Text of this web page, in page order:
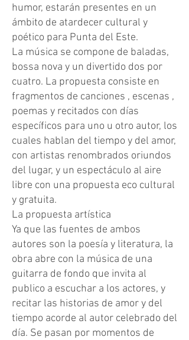
humor, estarán presentes en un
ámbito de atardecer cultural y
poético para Punta del Este.
La música se compone de baladas,
bossa nova y un divertido dos por
cuatro. La propuesta consiste en
fragmentos de canciones , escenas ,
poemas y recitados con días
específicos para uno u otro autor, los
cuales hablan del tiempo y del amor,
con artistas renombrados oriundos
del lugar, y un espectáculo al aire
libre con una propuesta eco cultural
y gratuita.
La propuesta artística
Ya que las fuentes de ambos
autores son la poesía y literatura, la
obra abre con la música de una
guitarra de fondo que invita al
publico a escuchar a los actores, y
recitar las historias de amor y del
tiempo acorde al autor celebrado del
día. Se pasan por momentos de